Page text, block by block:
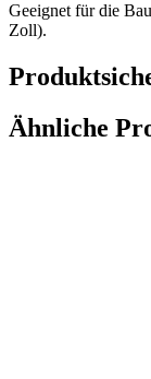
Geeignet für die
Zoll).
Ähnliche